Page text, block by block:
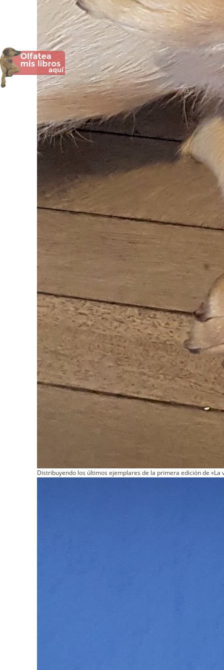
Distribuyendo los últimos ejemplares de la primera edición de